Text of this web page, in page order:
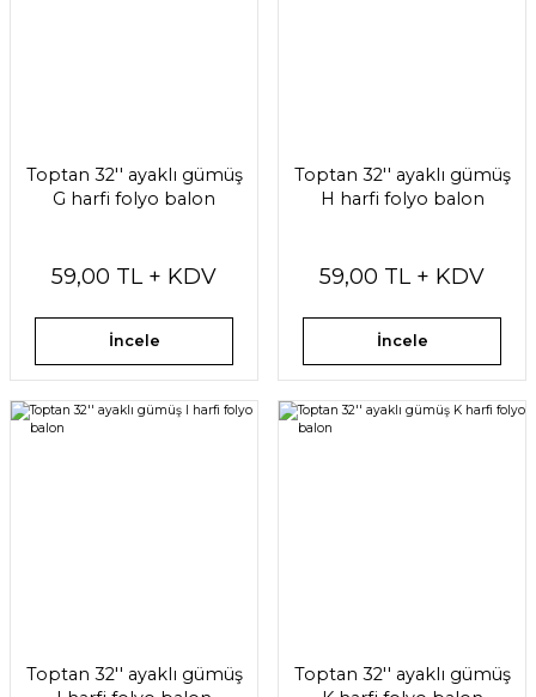
Toptan 32'' ayaklı gümüş
G harfi folyo balon
59,00 TL + KDV
İncele
Toptan 32'' ayaklı gümüş
H harfi folyo balon
59,00 TL + KDV
İncele
Toptan 32'' ayaklı gümüş
Toptan 32'' ayaklı gümüş